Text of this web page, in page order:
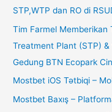
STP,WTP dan RO di
Tim Farmel Memberikan
Treatment Plant (STP)
Gedung BTN Ecopark
Mostbet iOS Tətbiqi –
Mostbet Baxış –